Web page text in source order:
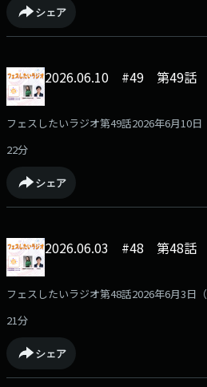
シェア
2026.06.10 #49 第49話
フェスしたいラジオ第49話2026年6月10日
22分
シェア
2026.06.03 #48 第48話
フェスしたいラジオ第48話2026年6月3日（
21分
シェア